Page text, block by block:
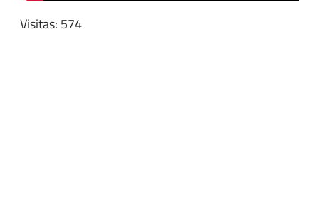
Visitas: 574